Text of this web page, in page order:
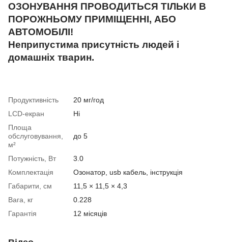
ОЗОНУВАННЯ ПРОВОДИТЬСЯ ТІЛЬКИ В
ПОРОЖНЬОМУ ПРИМІЩЕННІ, АБО
АВТОМОБІЛІ!
Неприпустима присутність людей і
домашніх тварин.
Продуктивність
20 мг/год
LCD-екран
Ні
Площа
обслуговування,
м²
до 5
Потужність, Вт
3.0
Комплектація
Озонатор, usb кабель, інструкція
Габарити, см
11,5 × 11,5 × 4,3
Вага, кг
0.228
Гарантія
12 місяців